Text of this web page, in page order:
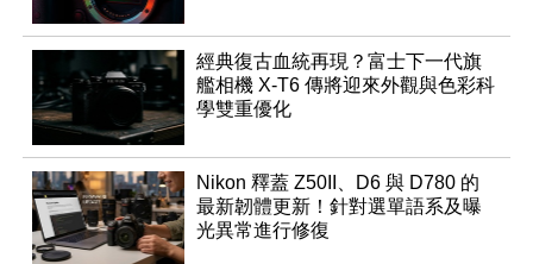
經典復古血統再現？富士下一代旗
艦相機 X-T6 傳將迎來外觀與色彩科
學雙重優化
Nikon 釋蓋 Z50II、D6 與 D780 的
最新韌體更新！針對選單語系及曝
光異常進行修復